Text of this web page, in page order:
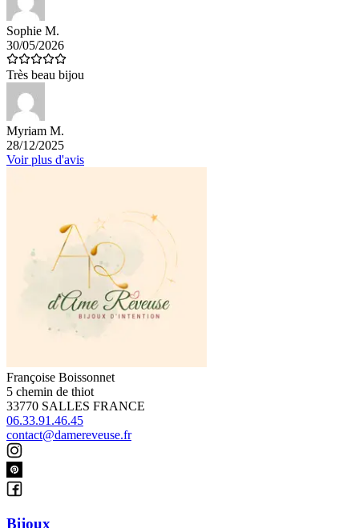
Sophie M.
30/05/2026
Très beau bijou
Myriam M.
28/12/2025
Voir plus d'avis
Françoise Boissonnet
5 chemin de thiot
33770 SALLES FRANCE
06.33.91.46.45
contact@damereveuse.fr
Bijoux